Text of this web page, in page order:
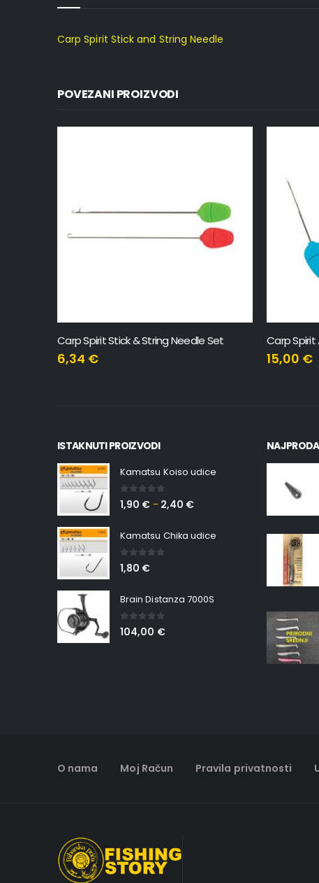
Carp Spirit Stick and String Needle
POVEZANI PROIZVODI
Carp Spirit Stick & String Needle Set
6,34 €
Carp Spirit
15,00 €
ISTAKNUTI PROIZVODI
Kamatsu Koiso udice
0 out of 5
1,90 € – 2,40 €
Kamatsu Chika udice
0 out of 5
1,80 €
Brain Distanza 7000S
0out of 5
104,00 €
O nama Moj Račun Pravila privatnosti